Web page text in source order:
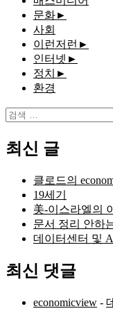
문화►
사회
이런저런 ►
인터넷 ►
정치 ►
환경
검
최신 글
클로드의
19세기
美-이스라엘의
문서 정리 안하
데이터센터 및
최신 댓글
economicview -